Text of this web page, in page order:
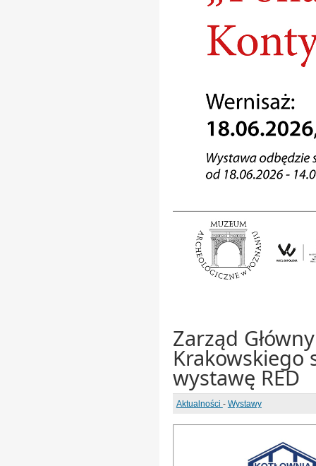
Zarząd
Krakowskiego
wystawę RED
Aktualności - Wystawy